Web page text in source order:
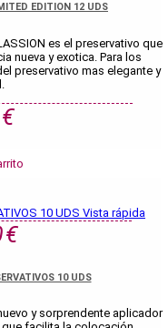
EDITION 12 UDS
es el preservativo que
nueva y exotica. Para los
preservativo mas elegante y
Vista rápida
€
10 UDS
y sorprendente aplicador